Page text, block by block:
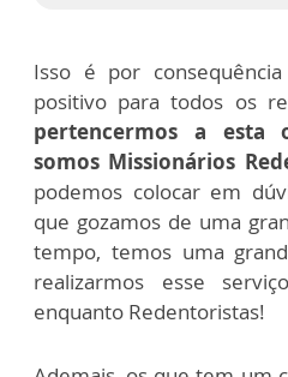
Isso é por
positivo para todos os
pertencermos a esta
somos Missionários
podemos colocar em
que gozamos de uma
tempo, temos uma
realizarmos esse
enquanto Redentoristas!